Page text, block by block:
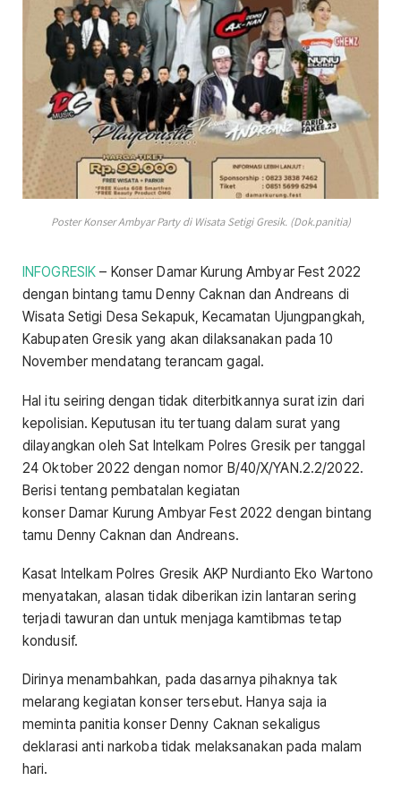
Poster Konser Ambyar Party di Wisata Setigi Gresik. (Dok.panitia)
INFOGRESIK – Konser Damar Kurung Ambyar Fest 2022
dengan bintang tamu Denny Caknan dan Andreans di
Wisata Setigi Desa Sekapuk, Kecamatan Ujungpangkah,
Kabupaten Gresik yang akan dilaksanakan pada 10
November mendatang terancam gagal.
Hal itu seiring dengan tidak diterbitkannya surat izin dari
kepolisian. Keputusan itu tertuang dalam surat yang
dilayangkan oleh Sat Intelkam Polres Gresik per tanggal
24 Oktober 2022 dengan nomor B/40/X/YAN.2.2/2022.
Berisi tentang pembatalan kegiatan
konser Damar Kurung Ambyar Fest 2022 dengan bintang
tamu Denny Caknan dan Andreans.
Kasat Intelkam Polres Gresik AKP Nurdianto Eko Wartono
menyatakan, alasan tidak diberikan izin lantaran sering
terjadi tawuran dan untuk menjaga kamtibmas tetap
kondusif.
Dirinya menambahkan, pada dasarnya pihaknya tak
melarang kegiatan konser tersebut. Hanya saja ia
meminta panitia konser Denny Caknan sekaligus
deklarasi anti narkoba tidak melaksanakan pada malam
hari.